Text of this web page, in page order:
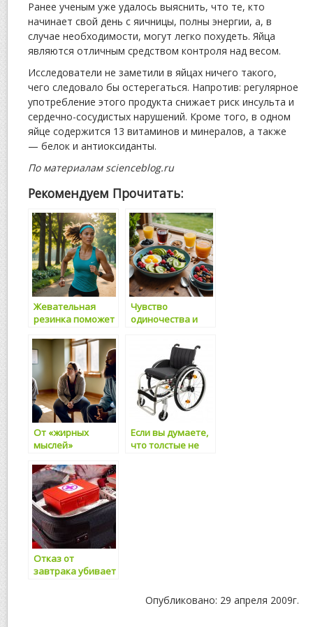
Ранее ученым уже удалось выяснить, что те, кто
начинает свой день с яичницы, полны энергии, а, в
случае необходимости, могут легко похудеть. Яйца
являются отличным средством контроля над весом.
Исследователи не заметили в яйцах ничего такого,
чего следовало бы остерегаться. Напротив: регулярное
употребление этого продукта снижает риск инсульта и
сердечно-сосудистых нарушений. Кроме того, в одном
яйце содержится 13 витаминов и минералов, а также
— белок и антиоксиданты.
По материалам scienceblog.ru
Рекомендуем Прочитать:
Жевательная
резинка поможет
лишним весом
Чувство
одиночества и
побороть с
помощью мыслей
о любимой еде
От «жирных
мыслей»
Если вы думаете,
что толстые не
Отказ от
завтрака убивает
Опубликовано: 29 апреля 2009г.